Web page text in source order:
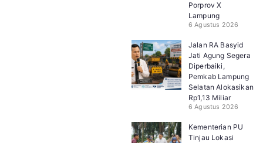
Porprov X
Lampung
6 Agustus 2026
Jalan RA Basyid
Jati Agung Segera
Diperbaiki,
Pemkab Lampung
Selatan Alokasikan
Rp1,13 Miliar
6 Agustus 2026
Kementerian PU
Tinjau Lokasi